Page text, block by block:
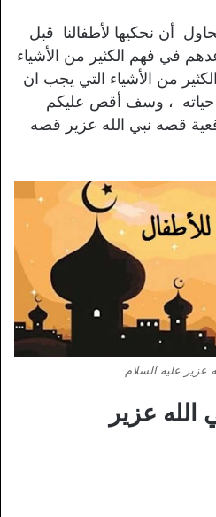
أن نحكيها لأطفالنا قبل
في فهم الكثير من الأشياء
من الأشياء التي يجب ان
حياته ، وسف أقص عليكم
قصه نبي الله عزير قصه
عزير عليه السلام
عزير